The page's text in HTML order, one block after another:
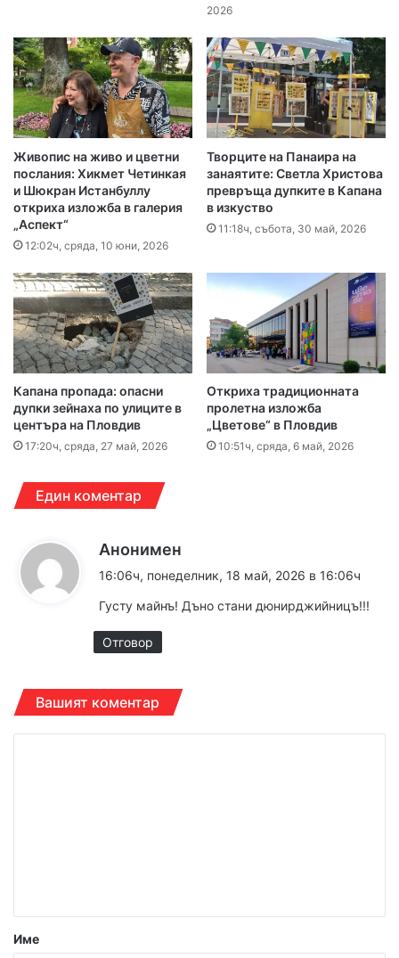
2026
Живопис на живо и цветни
послания: Хикмет Четинкая
и Шюкран Истанбуллу
откриха изложба в галерия
„Аспект“
12:02ч, сряда, 10 юни, 2026
Творците на Панаира на
занаятите: Светла Христова
превръща дупките в Капана
в изкуство
11:18ч, събота, 30 май, 2026
Капана пропада: опасни
дупки зейнаха по улиците в
центъра на Пловдив
17:20ч, сряда, 27 май, 2026
Откриха традиционната
пролетна изложба
„Цветове“ в Пловдив
10:51ч, сряда, 6 май, 2026
Един коментар
Анонимен
а
16:06ч, понеделник, 18 май, 2026 в 16:06ч
Густу майнъ! Дъно стани дюнирджийницъ!!!
Отговор
Вашият коментар
р
Име